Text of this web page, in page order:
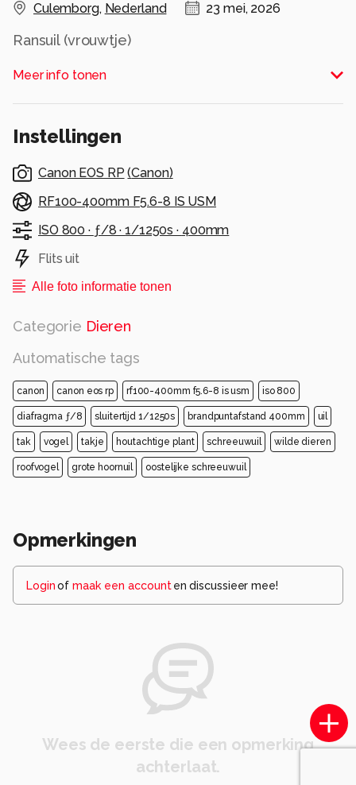
Culemborg, Nederland 23 mei, 2026
Ransuil (vrouwtje)
zien!
Meer info tonen
Instellingen
Canon EOS RP (Canon)
RF100-400mm F5.6-8 IS USM
ISO 800 · ƒ/8 ·1/1250s · 400mm
Flits uit
Alle foto informatie tonen
Categorie Dieren
Automatische tags
canon canon eos rp rf100-400mm f5.6-8 is usm iso 800
diafragma ƒ/8 sluitertijd 1/1250s brandpuntafstand 400mm uil
tak vogel takje houtachtige plant schreeuwuil wilde dieren
roofvogel grote hoornuil oostelijke schreeuwuil
Opmerkingen
Loginof maak een account en discussieer mee!
Wees de eerste die een opmerking
achterlaat.